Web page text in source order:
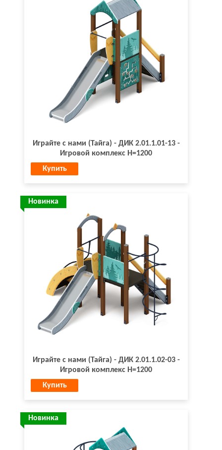
Играйте с нами (Тайга) - ДИК 2.01.1.01-13 -
Игровой комплекс H=1200
Купить
Новинка
Играйте с нами (Тайга) - ДИК 2.01.1.02-03 -
Игровой комплекс H=1200
Купить
Новинка